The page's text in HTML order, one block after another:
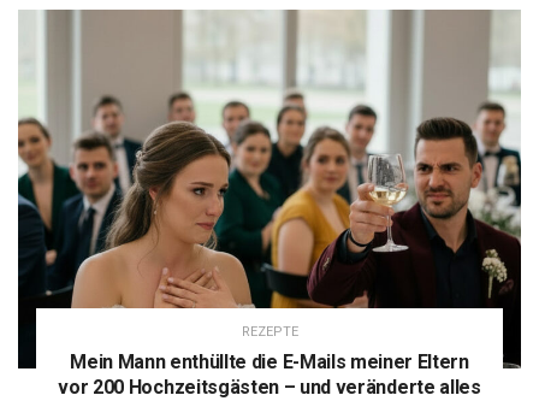
REZEPTE
Mein Mann enthüllte die E-Mails meiner Eltern
vor 200 Hochzeitsgästen – und veränderte alles